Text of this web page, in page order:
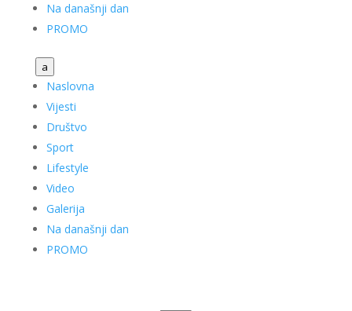
Na današnji dan
PROMO
a
Naslovna
Vijesti
Društvo
Sport
Lifestyle
Video
Galerija
Na današnji dan
PROMO